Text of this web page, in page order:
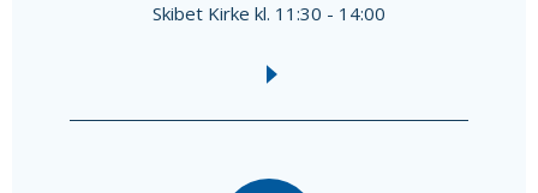
Skibet Kirke kl. 11:30 - 14:00